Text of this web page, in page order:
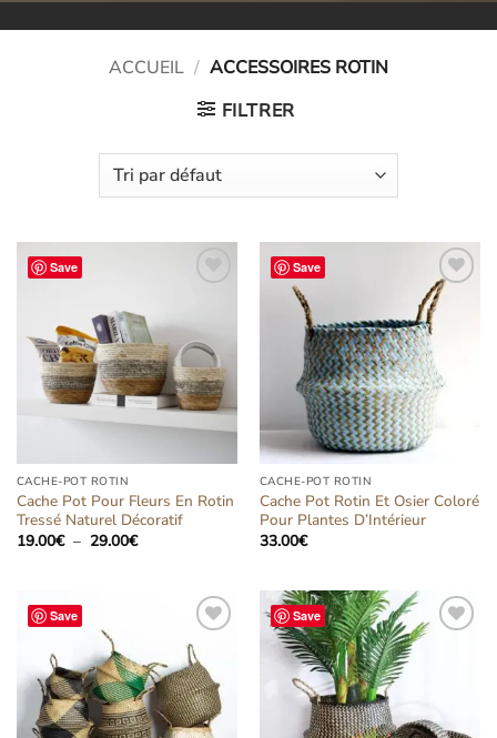
ACCUEIL / ACCESSOIRES ROTIN
FILTRER
Save
d’envies
CACHE-POT ROTIN
Cache Pot Pour Fleurs En Rotin
Tressé Naturel Décoratif
19.00€ – 29.00€Plage
Save
Ajouter
à la liste
d’envies
CACHE-POT ROTIN
Cache Pot Rotin Et Osier Coloré
Pour Plantes D’Intérieur
33.00€
Save
Ajouter
à la liste
d’envies
Save